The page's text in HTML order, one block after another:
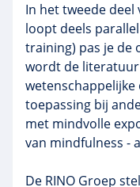
In het tweede deel
loopt deels
training) pas je de
wordt de literatuur
toepassing bij
met mindvolle
van mindfulness -
De RINO Groep